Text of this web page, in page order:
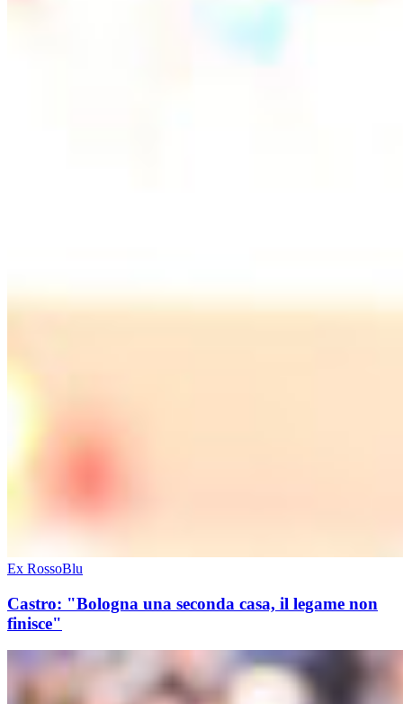
Ex RossoBlu
Castro: "Bologna una seconda casa, il legame non
finisce"